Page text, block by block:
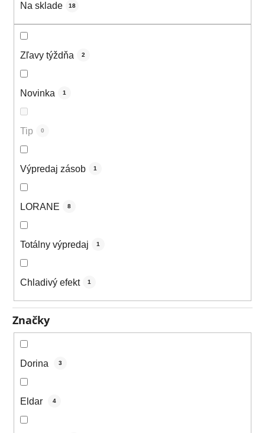
Na sklade 18
Zľavy týždňa 2
Novinka 1
Tip 0
Výpredaj zásob 1
LORANE 8
Totálny výpredaj 1
Chladivý efekt 1
Značky
Dorina 3
Eldar 4